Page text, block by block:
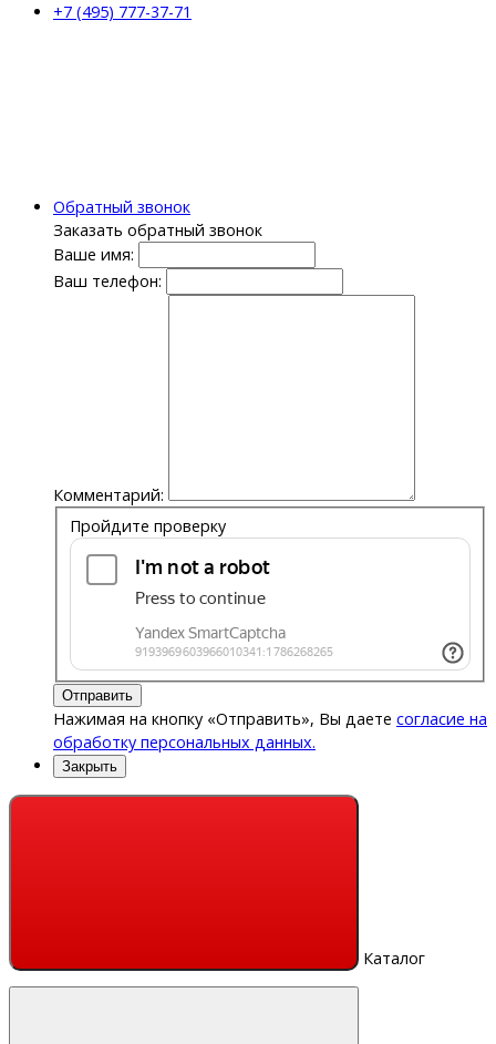
+7 (495) 777-37-71
Обратный звонок
Заказать обратный звонок
Ваше имя:
Ваш телефон:
Комментарий:
Пройдите проверку
Отправить
Нажимая на кнопку «Отправить», Вы даете согласие на
обработку персональных данных.
Закрыть
Каталог